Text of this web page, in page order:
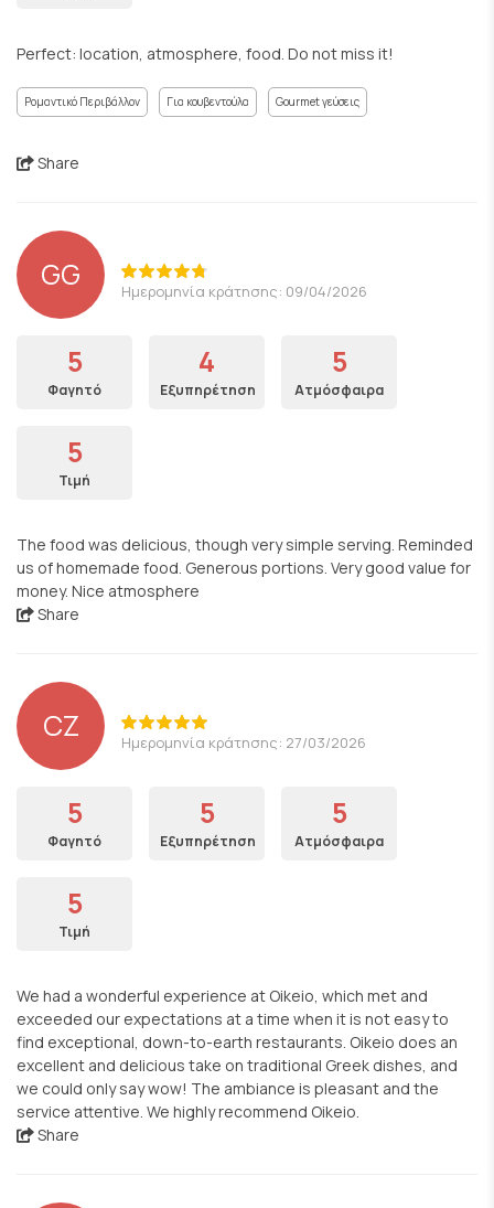
Perfect: location, atmosphere, food. Do not miss it!
Ρομαντικό Περιβάλλον Για κουβεντούλα Gourmet γεύσεις
Share
GG Ημερομηνία κράτησης: 09/04/2026
5
Φαγητό
4
Εξυπηρέτηση
5
Ατμόσφαιρα
5
Τιμή
The food was delicious, though very simple serving. Reminded
us of homemade food. Generous portions. Very good value for
money. Nice atmosphere
Share
CZ Ημερομηνία κράτησης: 27/03/2026
5
Φαγητό
5
Εξυπηρέτηση
5
Ατμόσφαιρα
5
Τιμή
We had a wonderful experience at Oikeio, which met and
exceeded our expectations at a time when it is not easy to
find exceptional, down-to-earth restaurants. Oikeio does an
excellent and delicious take on traditional Greek dishes, and
we could only say wow! The ambiance is pleasant and the
service attentive. We highly recommend Oikeio.
Share